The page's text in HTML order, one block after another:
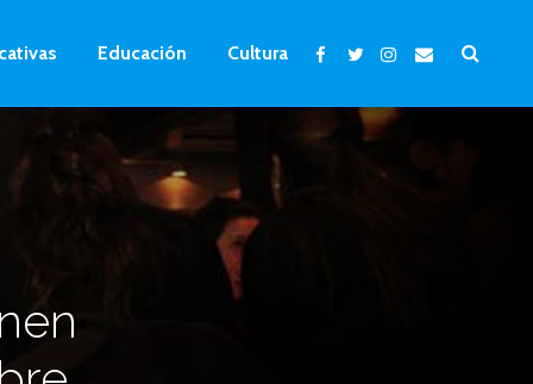
Educación Cultura